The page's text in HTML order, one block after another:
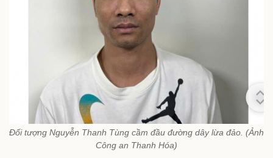
Đối tượng Nguyễn Thanh Tùng cầm đầu đường dây lừa đảo. (Ảnh
Công an Thanh Hóa)